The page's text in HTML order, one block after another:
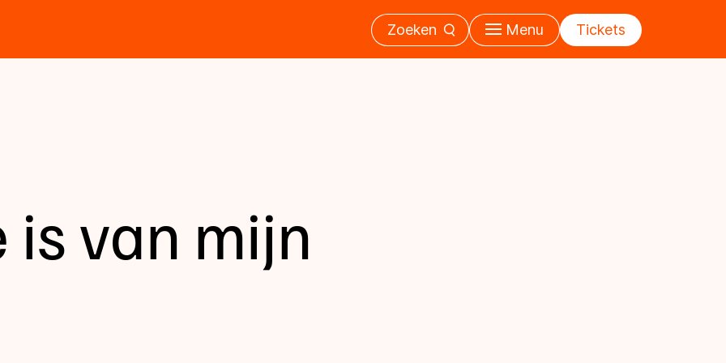
Zoeken Menu Tickets
is van mijn